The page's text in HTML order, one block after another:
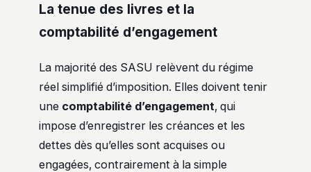
La tenue des livres et la
comptabilité d’engagement
La majorité des SASU relèvent du régime
réel simplifié d’imposition. Elles doivent tenir
une comptabilité d’engagement, qui
impose d’enregistrer les créances et les
dettes dès qu’elles sont acquises ou
engagées, contrairement à la simple